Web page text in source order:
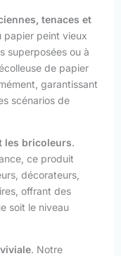
tenaces et
papier peint vieux
superposées ou à
de papier
garantissant
scénarios de
les bricoleurs.
ce produit
décorateurs,
offrant des
soit le niveau
. Notre